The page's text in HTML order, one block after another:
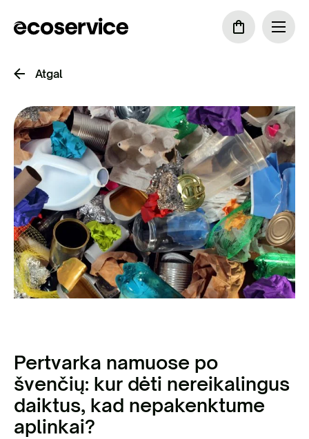
Atgal
Pertvarka namuose po
švenčių: kur dėti nereikalingus
daiktus, kad nepakenktume
aplinkai?